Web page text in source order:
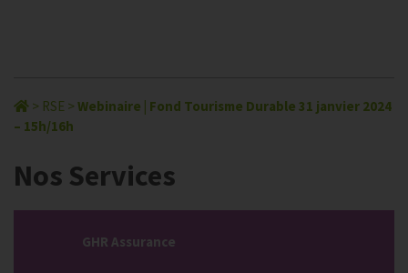
> RSE > Webinaire | Fond Tourisme Durable 31 janvier 2024
– 15h/16h
Nos Services
GHR Assurance